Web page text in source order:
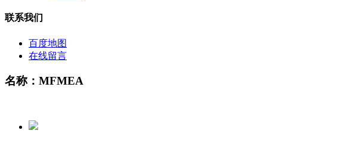
联系我们
百度地图
在线留言
名称：MFMEA